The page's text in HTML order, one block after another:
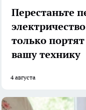
Перестаньте
только
вашу технику
4 августа